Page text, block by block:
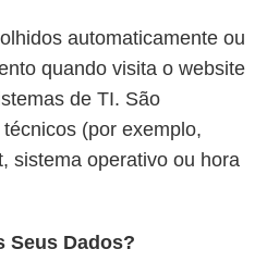
automaticamente ou
quando visita o website
de TI. São
(por exemplo,
sistema operativo ou hora
Seus Dados?